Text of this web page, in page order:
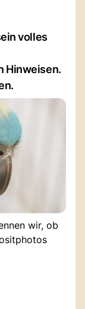
volles
Hinweisen.
wir, ob